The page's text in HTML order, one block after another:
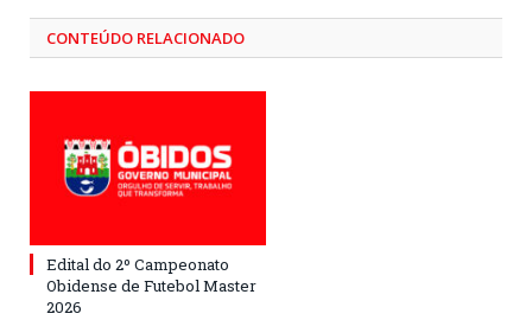
CONTEÚDO RELACIONADO
Edital do 2º Campeonato
Obidense de Futebol Master
2026